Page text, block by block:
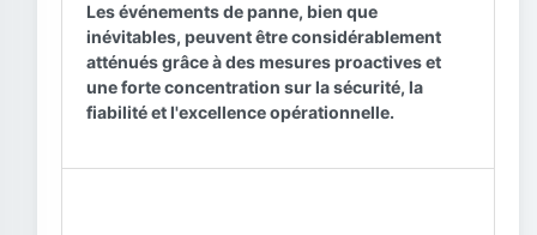
Les événements de panne, bien que
inévitables, peuvent être considérablement
atténués grâce à des mesures proactives et
une forte concentration sur la sécurité, la
fiabilité et l'excellence opérationnelle.